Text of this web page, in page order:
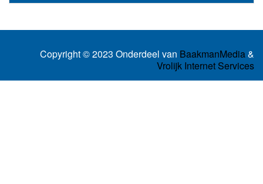
Copyright © 2023 Onderdeel van BaakmanMedia&
Vrolijk Internet Services